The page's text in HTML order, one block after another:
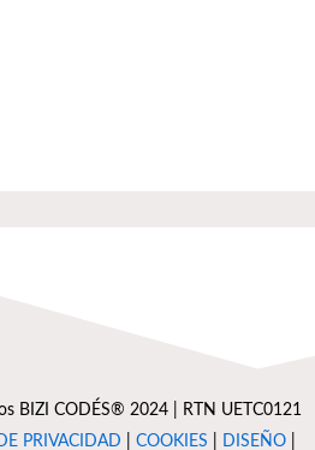
BIZI CODÉS® 2024 | RTN UETC0121
PRIVACIDAD COOKIES DISEÑO|